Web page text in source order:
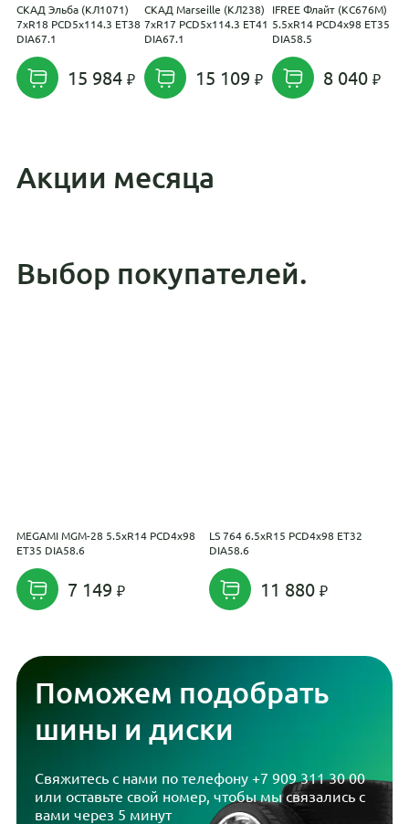
СКАД Эльба (КЛ1071)
7xR18 PCD5x114.3 ET38
DIA67.1
15 984
СКАД Marseille (КЛ238)
7xR17 PCD5x114.3 ET41
DIA67.1
15 109
IFREE Флайт (КС676М)
5.5xR14 PCD4x98 ET35
DIA58.5
8 040
Акции месяца
Выбор покупателей.
MEGAMI MGM-28 5.5xR14 PCD4x98
ET35 DIA58.6
7 149
LS 764 6.5xR15 PCD4x98 ET32
DIA58.6
11 880
Поможем подобрать
шины и диски
Свяжитесь с нами по телефону +7 909 311 30 00
или оставьте свой номер, чтобы мы связались с
вами через 5 минут